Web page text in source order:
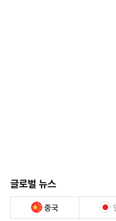
글로벌 뉴스
중국